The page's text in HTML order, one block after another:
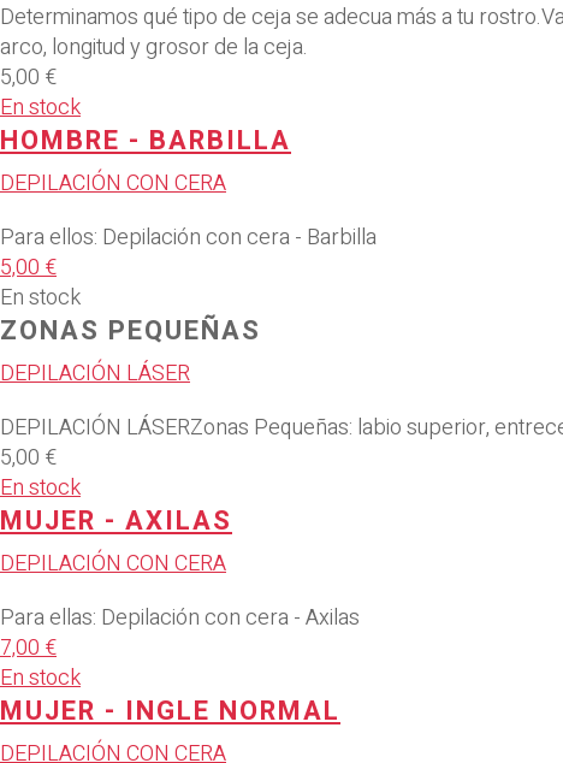
Determinamos qué tipo de ceja se adecua más a tu
arco, longitud y grosor de la ceja.
5,00 €
En stock
HOMBRE - BARBILLA
DEPILACIÓN CON CERA
Para ellos: Depilación con cera - Barbilla
5,00 €
En stock
ZONAS PEQUEÑAS
DEPILACIÓN LÁSER
DEPILACIÓN LÁSERZonas Pequeñas: labio superior,
5,00 €
En stock
MUJER - AXILAS
DEPILACIÓN CON CERA
Para ellas: Depilación con cera - Axilas
7,00 €
En stock
MUJER - INGLE NORMAL
DEPILACIÓN CON CERA